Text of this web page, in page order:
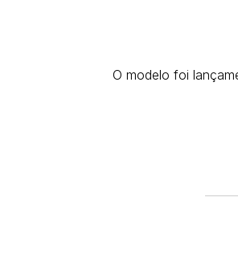
O modelo foi